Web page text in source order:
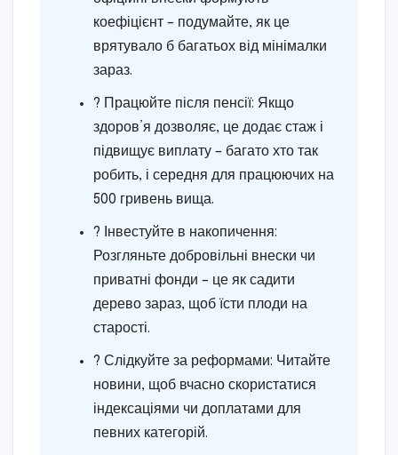
коефіцієнт – подумайте, як це
врятувало б багатьох від мінімалки
зараз.
? Працюйте після пенсії: Якщо
здоров’я дозволяє, це додає стаж і
підвищує виплату – багато хто так
робить, і середня для працюючих на
500 гривень вища.
? Інвестуйте в накопичення:
Розгляньте добровільні внески чи
приватні фонди – це як садити
дерево зараз, щоб їсти плоди на
старості.
?️ Слідкуйте за реформами: Читайте
новини, щоб вчасно скористатися
індексаціями чи доплатами для
певних категорій.